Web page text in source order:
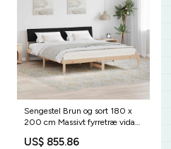
Sengestel Brun og sort 180 x
200 cm Massivt fyrretræ vida-
US$ 855.86